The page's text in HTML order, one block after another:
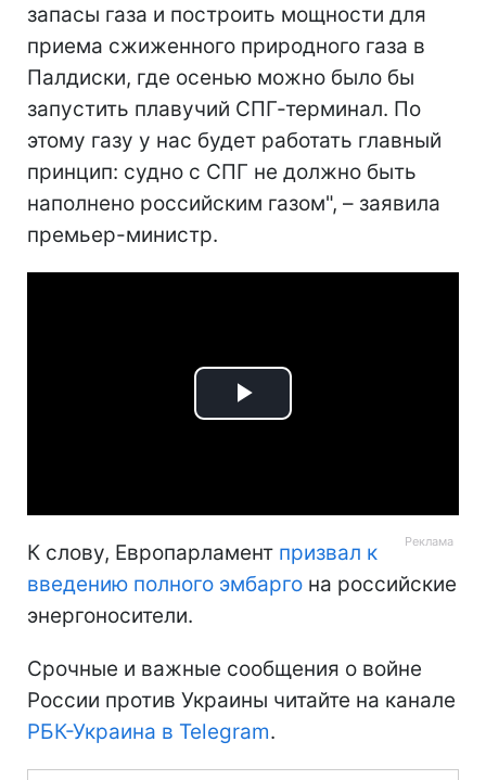
запасы газа и построить мощности для
приема сжиженного природного газа в
Палдиски, где осенью можно было бы
запустить плавучий СПГ-терминал. По
этому газу у нас будет работать главный
принцип: судно с СПГ не должно быть
наполнено российским газом", – заявила
премьер-министр.
Play
К слову, Европарламент призвал к
введению полного эмбарго на российские
энергоносители.
Срочные и важные сообщения о войне
России против Украины читайте на канале
РБК-Украина в Telegram.